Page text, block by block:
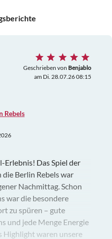
Geschrieben von Benjablo
am Di. 28.07.26 08:15
Rebels
Erlebnis! Das Spiel der
die Berlin Rebels war
Nachmittag. Schon
war die besondere
zu spüren – gute
und jede Menge Energie
Highlight waren unsere